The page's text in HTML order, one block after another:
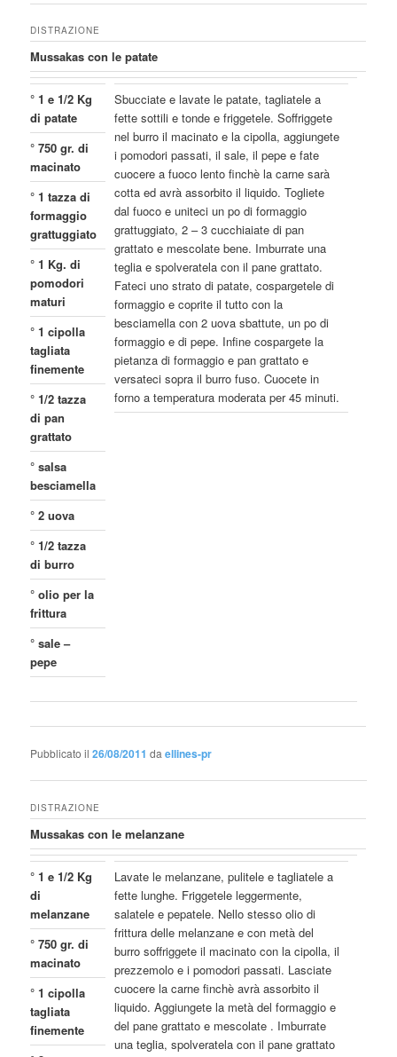
DISTRAZIONE
Mussakas con le patate
° 1 e 1/2 Kg
di patate
° 750 gr. di
macinato
° 1 tazza di
formaggio
grattuggiato
° 1 Kg. di
pomodori
maturi
° 1 cipolla
tagliata
finemente
° 1/2 tazza
di pan
grattato
° salsa
besciamella
° 2 uova
° 1/2 tazza
di burro
° olio per la
frittura
° sale –
pepe
Sbucciate e lavate le patate, tagliatele a
fette sottili e tonde e friggetele. Soffriggete
nel burro il macinato e la cipolla, aggiungete
i pomodori passati, il sale, il pepe e fate
cuocere a fuoco lento finchè la carne sarà
cotta ed avrà assorbito il liquido. Togliete
dal fuoco e uniteci un po di formaggio
grattuggiato, 2 – 3 cucchiaiate di pan
grattato e mescolate bene. Imburrate una
teglia e spolveratela con il pane grattato.
Fateci uno strato di patate, cospargetele di
formaggio e coprite il tutto con la
besciamella con 2 uova sbattute, un po di
formaggio e di pepe. Infine cospargete la
pietanza di formaggio e pan grattato e
versateci sopra il burro fuso. Cuocete in
forno a temperatura moderata per 45 minuti.
Pubblicato il26/08/2011 daellines-pr
DISTRAZIONE
Mussakas con le melanzane
° 1 e 1/2 Kg
di
melanzane
° 750 gr. di
macinato
° 1 cipolla
tagliata
finemente
Lavate le melanzane, pulitele e tagliatele a
fette lunghe. Friggetele leggermente,
salatele e pepatele. Nello stesso olio di
frittura delle melanzane e con metà del
burro soffriggete il macinato con la cipolla, il
prezzemolo e i pomodori passati. Lasciate
cuocere la carne finchè avrà assorbito il
liquido. Aggiungete la metà del formaggio e
del pane grattato e mescolate . Imburrate
una teglia, spolveratela con il pane grattato